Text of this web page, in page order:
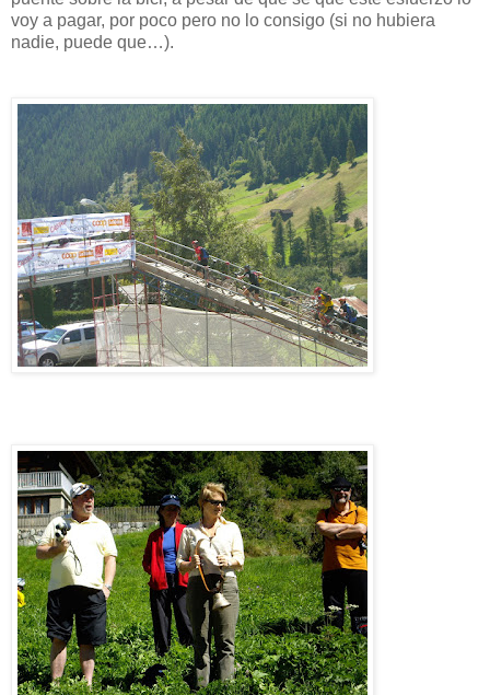
voy a pagar, por poco pero no lo consigo (si no hubiera
nadie, puede que…).